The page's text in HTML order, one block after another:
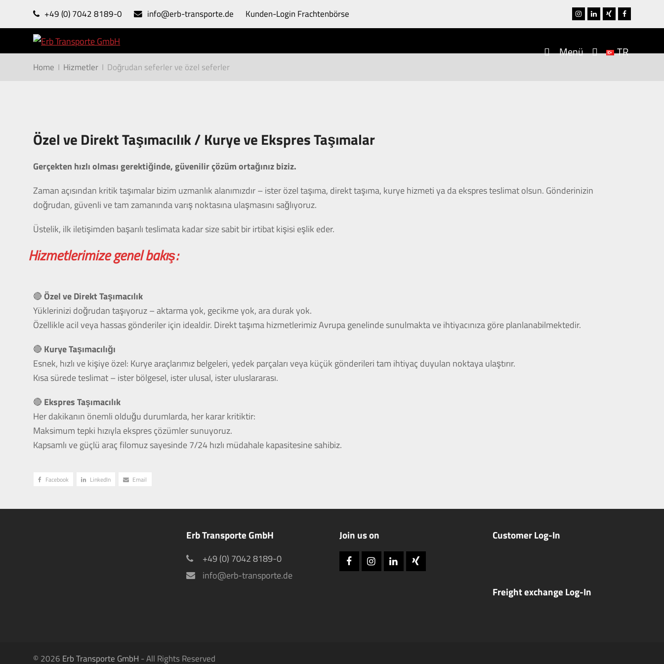
+49 (0) 7042 8189-0 info@erb-transporte.de Kunden-Login Frachtenbörse Instagram
LinkedInXing Facebook
Menü TR
Home I Hizmetler I Doğrudan seferler ve özel seferler
Özel ve Direkt Taşımacılık / Kurye ve Ekspres Taşımalar
Gerçekten hızlı olması gerektiğinde, güvenilir çözüm ortağınız biziz.
Zaman açısından kritik taşımalar bizim uzmanlık alanımızdır – ister özel taşıma, direkt taşıma, kurye hizmeti ya da ekspres teslimat olsun. Gönderinizin
doğrudan, güvenli ve tam zamanında varış noktasına ulaşmasını sağlıyoruz.
Üstelik, ilk iletişimden başarılı teslimata kadar size sabit bir irtibat kişisi eşlik eder.
Hizmetlerimize genel bakış:
🔴Özel ve Direkt Taşımacılık
Yüklerinizi doğrudan taşıyoruz – aktarma yok, gecikme yok, ara durak yok.
Özellikle acil veya hassas gönderiler için idealdir. Direkt taşıma hizmetlerimiz Avrupa genelinde sunulmakta ve ihtiyacınıza göre planlanabilmektedir.
🔴 Kurye Taşımacılığı
Esnek, hızlı ve kişiye özel: Kurye araçlarımız belgeleri, yedek parçaları veya küçük gönderileri tam ihtiyaç duyulan noktaya ulaştırır.
Kısa sürede teslimat – ister bölgesel, ister ulusal, ister uluslararası.
🔴 Ekspres Taşımacılık
Her dakikanın önemli olduğu durumlarda, her karar kritiktir:
Maksimum tepki hızıyla ekspres çözümler sunuyoruz.
Kapsamlı ve güçlü araç filomuz sayesinde 7/24 hızlı müdahale kapasitesine sahibiz.
Facebook LinkedIn Email
Erb Transporte GmbH
+49 (0) 7042 8189-0
info@erb-transporte.de
Join us on
FacebookInstagram
LinkedInXing
Customer Log-In
Freight exchange Log-In
© 2026 Erb Transporte GmbH - All Rights Reserved